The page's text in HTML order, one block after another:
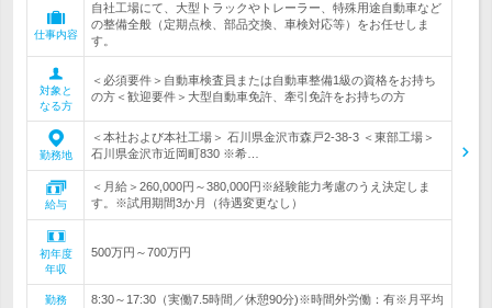
仕事内容
自社工場にて、大型トラックやトレーラー、特殊用途自動車など
の整備全般（定期点検、部品交換、車検対応等）をお任せしま
す。
対象と
なる方
＜必須要件＞自動車検査員または自動車整備1級の資格をお持ち
の方＜歓迎要件＞大型自動車免許、牽引免許をお持ちの方
勤務地
＜本社および本社工場＞ 石川県金沢市森戸2-38-3 ＜東部工場＞
石川県金沢市近岡町830 ※希…
給与
＜月給＞260,000円～380,000円※経験能力考慮のうえ決定しま
す。※試用期間3か月（待遇変更なし）
初年度
年収
500万円～700万円
勤務
8:30～17:30（実働7.5時間／休憩90分)※時間外労働：有※月平均